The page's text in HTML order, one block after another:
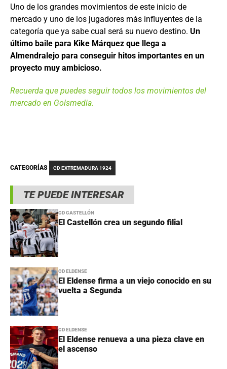
TE PUEDE INTERESAR
CD CASTELLÓN
El Castellón crea un segundo filial
CD ELDENSE
El Eldense firma a un viejo conocido en su
vuelta a Segunda
CD ELDENSE
El Eldense renueva a una pieza clave en
el ascenso
Uno de los grandes movimientos de este inicio de
mercado y uno de los jugadores más influyentes de la
categoría que ya sabe cual será su nuevo destino. Un
último baile para Kike Márquez que llega a
Almendralejo para conseguir hitos importantes en un
proyecto muy ambicioso.
Recuerda que puedes seguir todos los movimientos del
mercado en Golsmedia.
CATEGORÍAS CD EXTREMADURA 1924